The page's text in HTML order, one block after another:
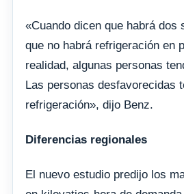
«Cuando dicen que habrá dos
que no habrá refrigeración en
realidad, algunas personas
Las personas desfavorecidas
refrigeración», dijo Benz.
Diferencias regionales
El nuevo estudio predijo los